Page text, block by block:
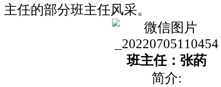
主任的部分班主任风采。
班主任：张菂
简介: